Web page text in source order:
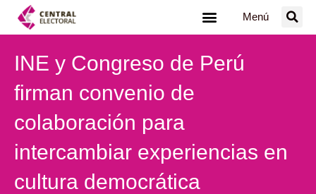
Menú
INE y Congreso de Perú
firman convenio de
colaboración para
intercambiar experiencias en
cultura democrática